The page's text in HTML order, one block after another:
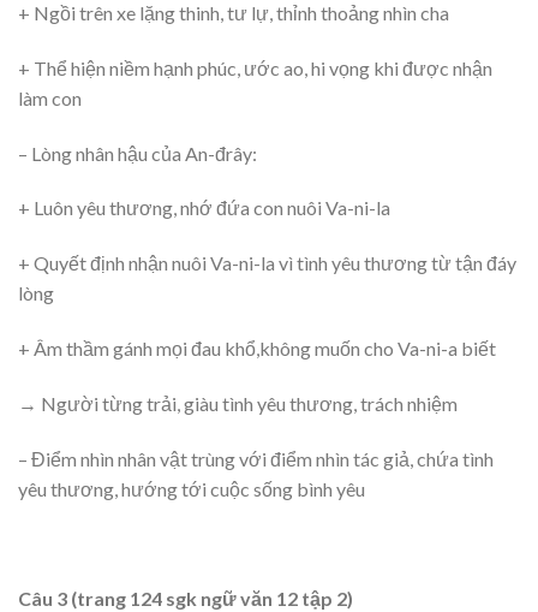
+ Ngồi trên xe lặng thinh, tư lự, thỉnh thoảng nhìn cha
+ Thể hiện niềm hạnh phúc, ước ao, hi vọng khi được nhận
làm con
– Lòng nhân hậu của An-đrây:
+ Luôn yêu thương, nhớ đứa con nuôi Va-ni-la
+ Quyết định nhận nuôi Va-ni-la vì tình yêu thương từ tận đáy
lòng
+ Âm thầm gánh mọi đau khổ,không muốn cho Va-ni-a biết
→ Người từng trải, giàu tình yêu thương, trách nhiệm
– Điểm nhìn nhân vật trùng với điểm nhìn tác giả, chứa tình
yêu thương, hướng tới cuộc sống bình yêu
Câu 3 (trang 124 sgk ngữ văn 12 tập 2)